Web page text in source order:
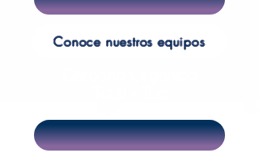
Conoce nuestros equipos